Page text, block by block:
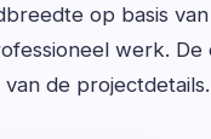
op basis van
werk. De
de projectdetails.